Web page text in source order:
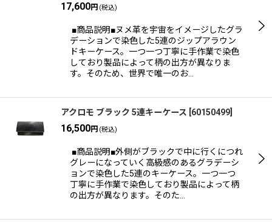
17,600円 (税込)
■商品説明■ヌメ革を宇宙をイメージしたグラ
デーションで染色した5連のジップアラウン
ドキーケース。一つ一つ丁寧に手作業で染色
しており製品によって柄の出方が異なりま
す。そのため、世界で唯一のお…
アクロモ ブラック 5連キーケース 60150499
16,500円 (税込)
■商品説明■外側がブラックで中に行くにつれ
グレーになっていく高級感のあるグラデーシ
ョンで染色した5連のキーケース。一つ一つ
丁寧に手作業で染色しており製品によって柄
の出方が異なります。そのた…